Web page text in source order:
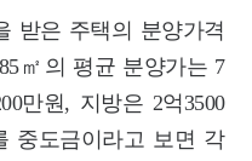
받은 주택의 분양가격
㎡의 평균 분양가는 7
만원, 지방은 2억3500
중도금이라고 보면 각